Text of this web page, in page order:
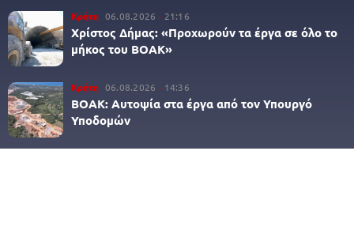
Κρήτη 06.08.2026 21:16
Χρίστος Δήμας: «Προχωρούν τα έργα σε όλο το
μήκος του ΒΟΑΚ»
Κρήτη 06.08.2026 14:36
ΒΟΑΚ: Αυτοψία στα έργα από τον Υπουργό
Υποδομών